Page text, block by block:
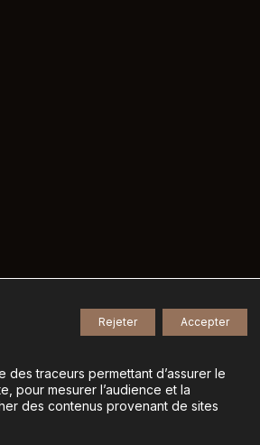
des traceurs permettant d’assurer le
pour mesurer l’audience et la
des contenus provenant de sites
Accepter
Rejeter